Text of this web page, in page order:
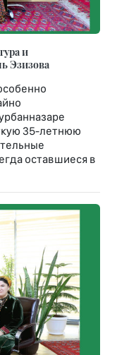
и
Эзизова
35-летнюю
оставшиеся в